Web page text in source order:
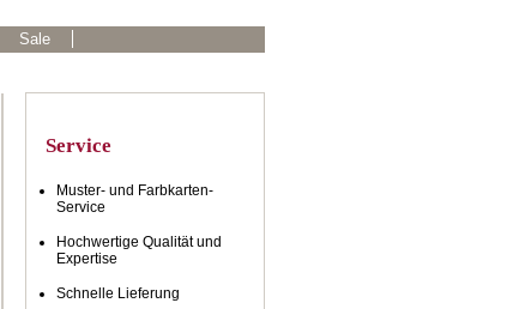
Sale
Service
Muster- und Farbkarten-
Service
Hochwertige Qualität und
Expertise
Schnelle Lieferung